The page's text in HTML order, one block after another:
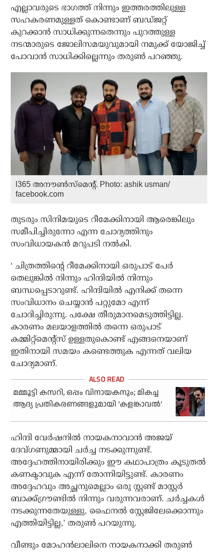
എല്ലാവരുടെ ഭാഗത്ത് നിന്നും ഇത്തരത്തിലുള്ള
സഹകരണമുള്ളത് കൊണ്ടാണ് ബഡ്ജറ്റ്
കുറക്കാന്‍ സാധിക്കുന്നതെന്നും പുറത്തുള്ള
നടന്മാരുടെ ജോലിസമയുവുമായി നമുക്ക് യോജിച്ച്
പോവാന്‍ സാധിക്കില്ലെന്നും തരുണ്‍ പറഞ്ഞു.
l365 അനൗണ്‍സ്‌മെന്റ്‌. Photo: ashik usman/
facebook.com
തുടരും സിനിമയുടെ റീമേക്കിനായി ആരെങ്കിലും
സമീപിച്ചിരുന്നോ എന്ന ചോദ്യത്തിനും
സംവിധായകന്‍ മറുപടി നല്‍കി.
‘ ചിത്രത്തിന്റെ റീമേക്കിനായി ഒരുപാട് പേര്‍
തെലുങ്കില്‍ നിന്നും ഹിന്ദിയില്‍ നിന്നും
ബന്ധപ്പെടാറുണ്ട്. ഹിന്ദിയില്‍ എനിക്ക് തന്നെ
സംവിധാനം ചെയ്യാന്‍ പറ്റുമോ എന്ന്
ചോദിച്ചിരുന്നു. പക്ഷേ തീരുമാനമെടുത്തിട്ടില്ല.
കാരണം മലയാളത്തില്‍ തന്നെ ഒരുപാട്
കമ്മിറ്റ്‌മെന്റ്‌സ് ഉള്ളതുകൊണ്ട് എങ്ങനെയാണ്
ഇതിനായി സമയം കണ്ടെത്തുക എന്നത് വലിയ
ചോദ്യമാണ്.
മമ്മൂട്ടി കസറി, ഒപ്പം വിനായകനും; മികച്ച
ആദ്യ പ്രതികരണങ്ങളുമായി ‘കളങ്കാവല്‍’
ഹിന്ദി വേര്‍ഷനില്‍ നായകനാവാന്‍ അജയ്
ദേവ്ഗണുമ്മായി ചര്‍ച്ച നടക്കുന്നുണ്ട്.
അദ്ദേഹത്തിനായിരിക്കും ഈ കഥാപാത്രം കൂടുതല്‍
കണക്ടാവുക എന്ന് തോന്നിയിട്ടുണ്ട്. കാരണം
അദ്ദേഹവും അച്ഛനുമെല്ലാം ഒരു സ്റ്റണ്ട് മാസ്റ്റര്‍
ബാക്ക്ഗ്രൗണ്ടില്‍ നിന്നും വരുന്നവരാണ്. ചര്‍ച്ചകള്‍
നടക്കുന്നതേയുള്ളു, ഫൈനല്‍ സ്റ്റേജിലേക്കൊന്നും
എത്തിയിട്ടില്ല,’ തരുണ്‍ പറയുന്നു.
വീണ്ടും മോഹന്‍ലാലിനെ നായകനാക്കി തരുണ്‍